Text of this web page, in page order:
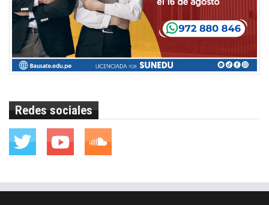
Redes sociales